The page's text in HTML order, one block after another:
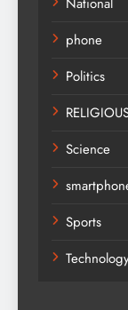
phone
Politics
Science
Sports